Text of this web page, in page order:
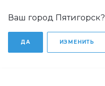
Ваш город Пятигорск?
ДА ИЗМЕНИТЬ